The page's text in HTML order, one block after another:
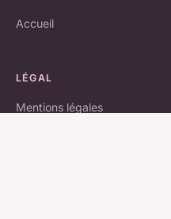
Accueil
LÉGAL
Mentions légales